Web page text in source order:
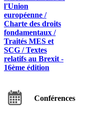
l'Union
européenne /
Charte des droits
fondamentaux /
Traités MES et
SCG / Textes
relatifs au Brexit -
16ème édition
Conférences